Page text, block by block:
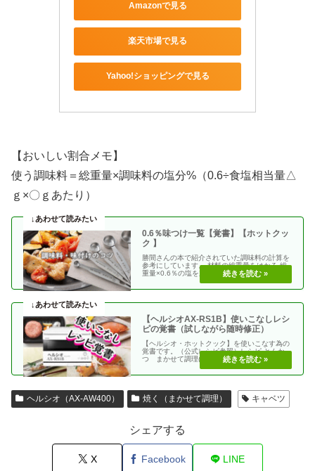
Amazonで見る
楽天市場で見る
Yahoo!ショッピングで見る
【おいしい割合メモ】
使う調味料＝総重量×調味料の塩分%（0.6÷食塩相当量△
ｇ×〇ｇあたり）
0.6％味つけ一覧【覚書】【ホットクッ
ク 】
勝間さんの本で紹介されていた調味料の計算を
参考にしています。 材料の総重量をはかる 総
重量×0.6％の塩を加える 使う調味料＝（総重
【ヘルシオAX-RS1B】使いこなしレシ
ピの覚書（試しながら随時修正）
【ヘルシオ・ホットクック】を使いこなす為の
覚書です。（公式レシピ参照）レシピ とんか
つ まかせて調理(網焼き・揚げる) エビフラ
ヘルシオ（AX-AW400） 焼く（まかせて調理） キャベツ
シェアする
X Facebook LINE